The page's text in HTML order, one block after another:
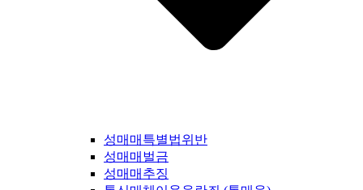
성매매특별법위반
성매매벌금
성매매추징